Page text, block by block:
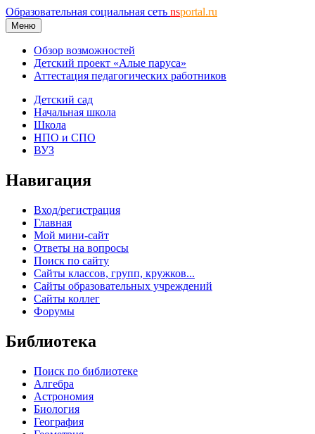
Образовательная социальная сеть nsportal.ru
Меню
Обзор возможностей
Детский проект «Алые паруса»
Аттестация педагогических работников
Детский сад
Начальная школа
Школа
НПО и СПО
ВУЗ
Навигация
Вход/регистрация
Главная
Мой мини-сайт
Ответы на вопросы
Поиск по сайту
Сайты классов, групп, кружков...
Сайты образовательных учреждений
Сайты коллег
Форумы
Библиотека
Поиск по библиотеке
Алгебра
Астрономия
Биология
География